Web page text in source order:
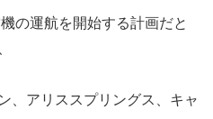
の運航を開始する計画だと
、アリススプリングス、キャ